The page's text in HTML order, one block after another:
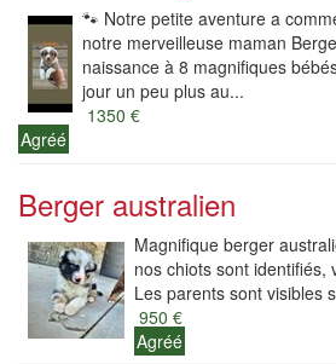
🐾 Notre petite aventure a
notre merveilleuse maman
naissance à 8 magnifiques
jour un peu plus au...
1350 €
Agréé
Berger australien
Magnifique berger
nos chiots sont identifiés,
Les parents sont visibles
950 €
Agréé